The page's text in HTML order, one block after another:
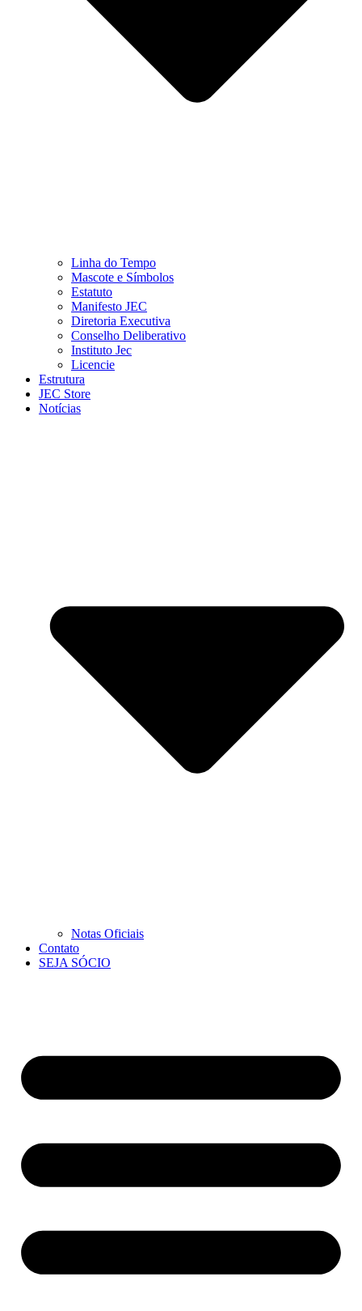
Linha do Tempo
Mascote e Símbolos
Estatuto
Manifesto JEC
Diretoria Executiva
Conselho Deliberativo
Instituto Jec
Licencie
Estrutura
JEC Store
Notícias
Notas Oficiais
Contato
SEJA SÓCIO